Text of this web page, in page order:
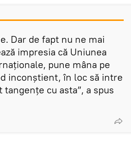
Dar de fapt nu ne mai
impresia că Uniunea
pune mâna pe
inconștient, în loc să intre
cu asta”, a spus